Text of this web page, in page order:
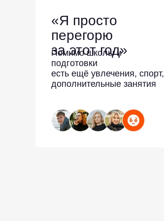
«Я просто
перегорю
за этот год»
Помимо школы и
подготовки
есть ещё увлечения, спорт,
дополнительные занятия